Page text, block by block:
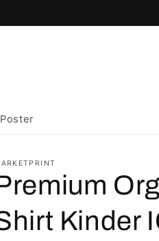
Poster
Kinder